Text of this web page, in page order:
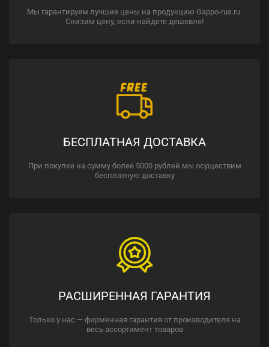
Мы гарантируем лучшие цены на продукцию Gappo-rus.ru.
Снизим цену, если найдете дешевле!
БЕСПЛАТНАЯ ДОСТАВКА
При покупке на сумму более 5000 рублей мы осуществим
бесплатную доставку
РАСШИРЕННАЯ ГАРАНТИЯ
Только у нас — фирменная гарантия от производителя на
весь ассортимент товаров